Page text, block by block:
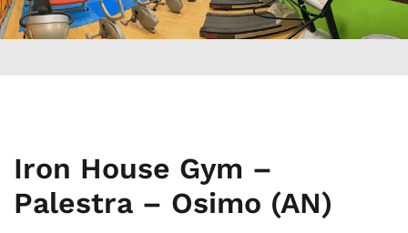
Iron House Gym –
Palestra – Osimo (AN)